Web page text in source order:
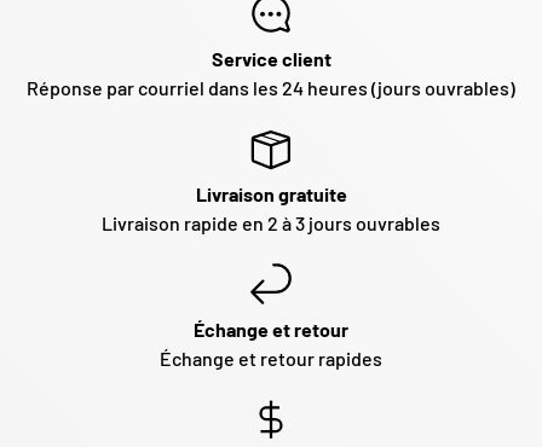
Service client
Réponse par courriel dans les 24 heures (jours ouvrables)
Livraison gratuite
Livraison rapide en 2 à 3 jours ouvrables
Échange et retour
Échange et retour rapides